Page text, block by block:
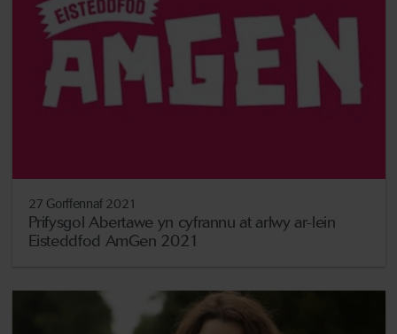
27 Gorffennaf 2021
Prifysgol Abertawe yn cyfrannu at arlwy ar-lein
Eisteddfod AmGen 2021